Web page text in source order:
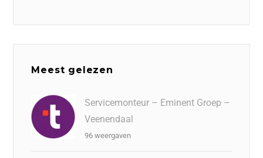
Meest gelezen
Servicemonteur – Eminent Groep –
Veenendaal
96 weergaven